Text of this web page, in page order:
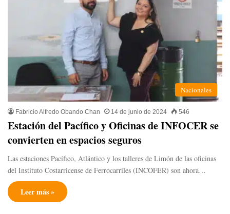
Nacionales
Fabricio Alfredo Obando Chan 14 de junio de 2024 546
Estación del Pacífico y Oficinas de INFOCER se
convierten en espacios seguros
Las estaciones Pacífico, Atlántico y los talleres de Limón de las oficinas
del Instituto Costarricense de Ferrocarriles (INCOFER) son ahora…
Leer más »